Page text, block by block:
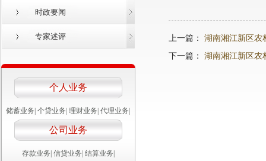
时政要闻
专家述评
个人业务
储蓄业务 个贷业务 理财业务 代理业务
公司业务
存款业务 信贷业务 结算业务
上一篇： 湖南湘江新区农
下一篇： 湖南湘江新区农